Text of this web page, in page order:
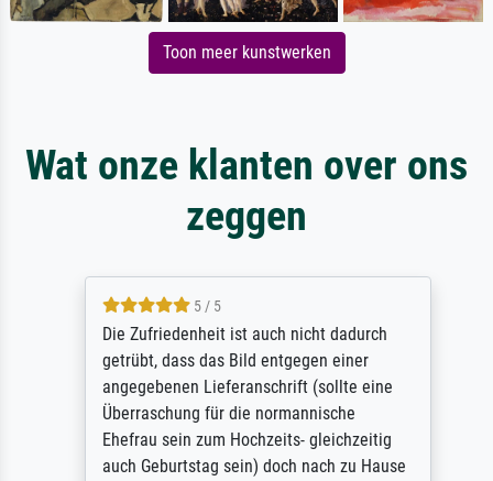
Toon meer kunstwerken
Wat onze klanten over ons
zeggen
5 / 5
Die Zufriedenheit ist auch nicht dadurch
getrübt, dass das Bild entgegen einer
angegebenen Lieferanschrift (sollte eine
Überraschung für die normannische
Ehefrau sein zum Hochzeits- gleichzeitig
auch Geburtstag sein) doch nach zu Hause